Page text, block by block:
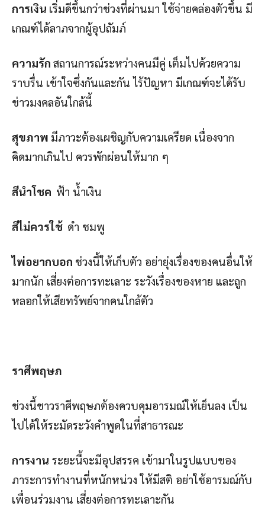
การเงิน เริ่มดีขึ้นกว่าช่วงที่ผ่านมา ใช้จ่ายคล่องตัวขึ้น มี
เกณฑ์ได้ลาภจากผู้อุปถัมภ์
ความรัก สถานการณ์ระหว่างคนมีคู่ เต็มไปด้วยความ
ราบรื่น เข้าใจซึ่งกันและกัน ไร้ปัญหา มีเกณฑ์จะได้รับ
ข่าวมงคลอันใกล้นี้
สุขภาพ มีภาวะต้องเผชิญกับความเครียด เนื่องจาก
คิดมากเกินไป ควรพักผ่อนให้มาก ๆ
สีนำโชค ฟ้า น้ำเงิน
สีไม่ควรใช้ ดำ ชมพู
ไพ่อยากบอก ช่วงนี้ให้เก็บตัว อย่ายุ่งเรื่องของคนอื่นให้
มากนัก เสี่ยงต่อการทะเลาะ ระวังเรื่องของหาย และถูก
หลอกให้เสียทรัพย์จากคนใกล้ตัว
ราศีพฤษภ
ช่วงนี้ชาวราศีพฤษภต้องควบคุมอารมณ์ให้เย็นลง เป็น
ไปได้ให้ระมัดระวังคำพูดในที่สาธารณะ
การงาน ระยะนี้จะมีอุปสรรค เข้ามาในรูปแบบของ
ภาระการทำงานที่หนักหน่วง ให้มีสติ อย่าใช้อารมณ์กับ
เพื่อนร่วมงาน เสี่ยงต่อการทะเลาะกัน